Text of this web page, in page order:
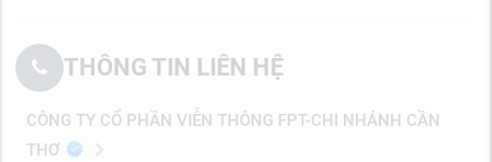
THÔNG TIN LIÊN HỆ
CÔNG TY CỔ PHẦN VIỄN THÔNG FPT-CHI NHÁNH CẦN
THƠ